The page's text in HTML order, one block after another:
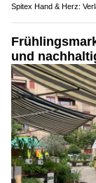
Spitex Hand & Herz:
und